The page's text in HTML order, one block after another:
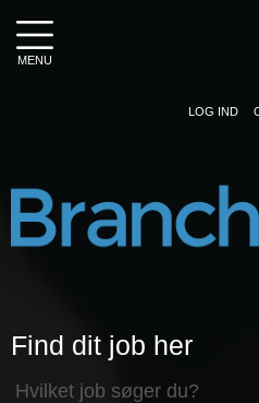
MENU
LOG IND
Find dit job her
Hvilket job søger du?